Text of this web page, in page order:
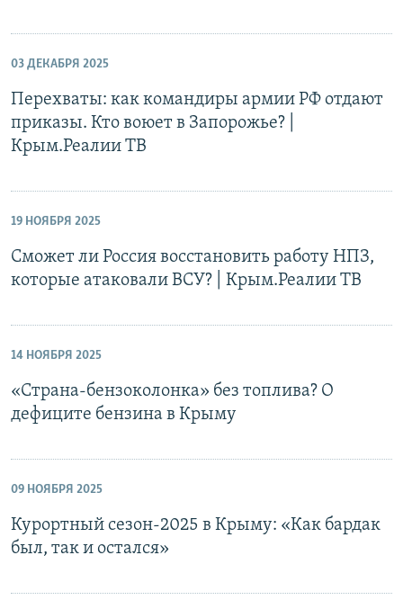
03 ДЕКАБРЯ 2025
Перехваты: как командиры армии РФ отдают
приказы. Кто воюет в Запорожье? |
Крым.Реалии ТВ
19 НОЯБРЯ 2025
Сможет ли Россия восстановить работу НПЗ,
которые атаковали ВСУ? | Крым.Реалии ТВ
14 НОЯБРЯ 2025
«Страна-бензоколонка» без топлива? О
дефиците бензина в Крыму
09 НОЯБРЯ 2025
Курортный сезон-2025 в Крыму: «Как бардак
был, так и остался»